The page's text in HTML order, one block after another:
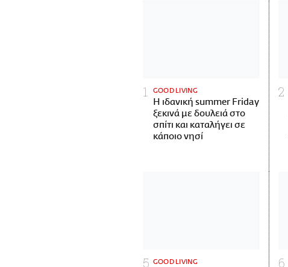
GOOD LIVING
Η ιδανική summer Friday
ξεκινά με δουλειά στο
σπίτι και καταλήγει σε
κάποιο νησί
GOOD LIVING